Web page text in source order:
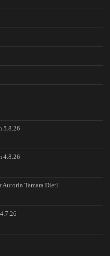
5.8.26
4.8.26
Autorin Tamara Dietl